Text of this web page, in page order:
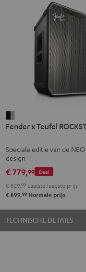
x
ROCKSTER
NEO
Black
&
Steel
Fender x Teufel
Speciale editie van de
design
Deal
€ 779,99
€ 829, 99Laatste laagste prijs
€ 899,99Normale prijs
TECHNISCHE DETAILS